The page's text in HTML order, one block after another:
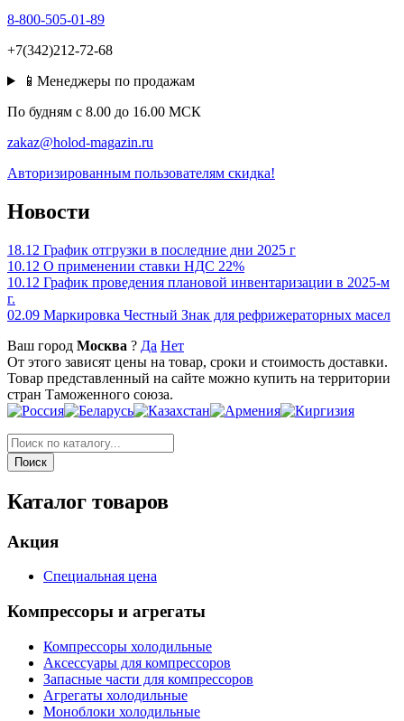
8-800-505-01-89
+7(342)212-72-68
📱Менеджеры по продажам
По будням c 8.00 до 16.00 МСК
zakaz@holod-magazin.ru
Авторизированным пользователям скидка!
Новости
18.12 График отгрузки в последние дни 2025 г
10.12 О применении ставки НДС 22%
10.12 График проведения плановой инвентаризации в 2025-м
г.
02.09 Маркировка Честный Знак для рефрижераторных масел
Ваш город Москва ? Да Нет
От этого зависят цены на товар, сроки и стоимость доставки.
Товар представленный на сайте можно купить на территории
стран Таможенного союза.
Каталог товаров
Акция
Специальная цена
Компрессоры и агрегаты
Компрессоры холодильные
Аксессуары для компрессоров
Запасные части для компрессоров
Агрегаты холодильные
Моноблоки холодильные